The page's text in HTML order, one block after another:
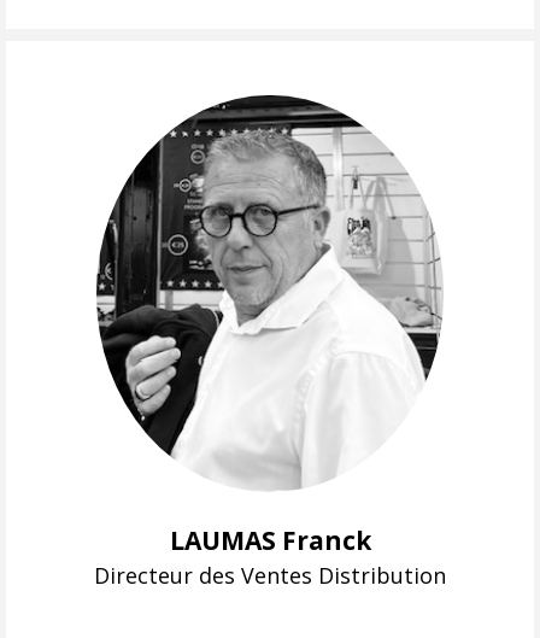
LAUMAS Franck
Directeur des Ventes Distribution